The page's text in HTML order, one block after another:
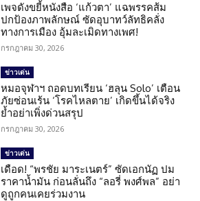
เพจดังขยี้หนังสือ ‘แก้วตา’ แฉพรรคส้ม
ปกป้องภาพลักษณ์ ซัดอุบาทว์ลัทธิคลั่ง
ทางการเมือง อุ้มละเมิดทางเพศ!
กรกฎาคม 30, 2026
ข่าวเด่น
หมอจุฬาฯ ถอดบทเรียน ‘ฮลุน Solo’ เตือน
ภัยซ่อนเร้น ‘โรคไหลตาย’ เกิดขึ้นได้จริง
ย้ำอย่าเพิ่งด่วนสรุป
กรกฎาคม 30, 2026
ข่าวเด่น
เดือด! “พรชัย มาระเนตร์” ซัดเอกนัฏ ปม
ราคาน้ำมัน ก่อนลั่นถึง “ลอรี่ พงศ์พล” อย่า
ดูถูกคนเคยร่วมงาน